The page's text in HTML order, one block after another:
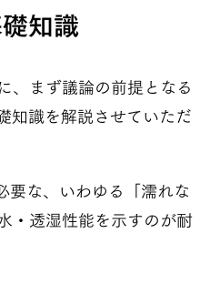
知識
、まず議論の前提となる
知識を解説させていただ
要な、いわゆる「濡れな
・透湿性能を示すのが耐